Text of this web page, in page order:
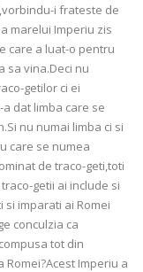
i frateste de
marelui Imperiu zis
care a luat-o pentru
sa vina.Deci nu
getilor ci ei
dat limba care se
nu numai limba ci si
care se numea
de traco-geti,toti
getii ai include si
si imparati ai Romei
conculzia ca
tot din
Imperiu a